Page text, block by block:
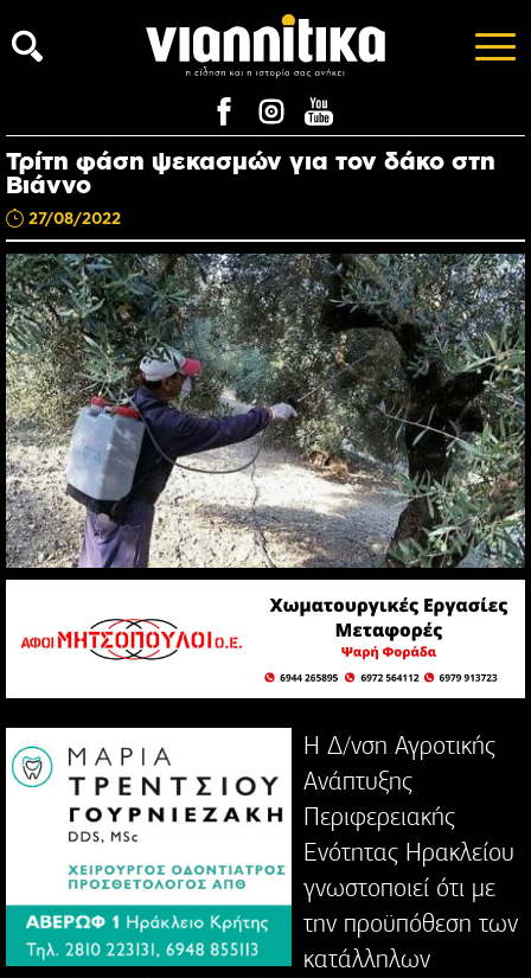
Τρίτη φάση ψεκασμών για τον δάκο στη
Βιάννο
27/08/2022
Η Δ/νση Αγροτικής
Ανάπτυξης
Περιφερειακής
Ενότητας Ηρακλείου
γνωστοποιεί ότι με
την προϋπόθεση των
κατάλληλων